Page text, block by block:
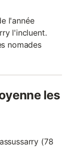
l'année
l'incluent.
nomades
les
(78